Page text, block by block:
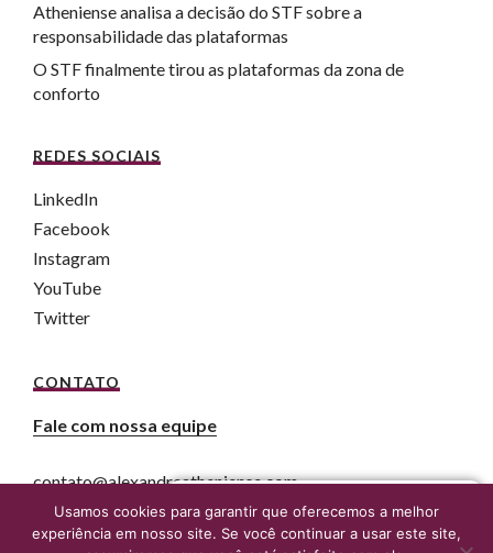
Atheniense analisa a decisão do STF sobre a
responsabilidade das plataformas
O STF finalmente tirou as plataformas da zona de
conforto
REDES SOCIAIS
LinkedIn
Facebook
Instagram
YouTube
Twitter
CONTATO
Fale com nossa equipe
contato@alexandreatheniense.com
Usamos cookies para garantir que oferecemos a melhor
experiência em nosso site. Se você continuar a usar este site,
Fale agora com um advogado online